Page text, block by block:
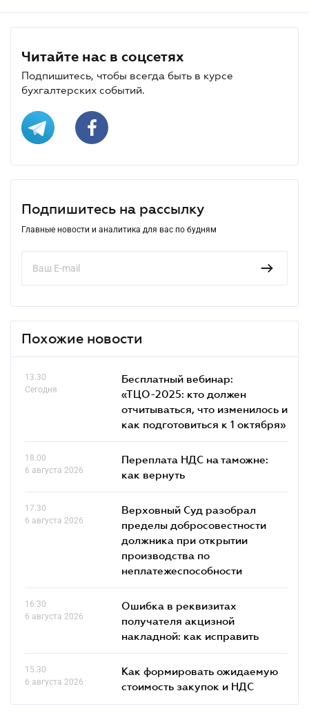
Читайте нас в соцсетях
Подпишитесь, чтобы всегда быть в курсе
бухгалтерских событий.
Подпишитесь на рассылку
Главные новости и аналитика для вас по будням
Похожие новости
13.30
Сегодня
Бесплатный вебинар:
«ТЦО-2025: кто должен
отчитываться, что изменилось и
как подготовиться к 1 октября»
18.00
6 августа 2026
Переплата НДС на таможне:
как вернуть
17.30
6 августа 2026
Верховный Суд разобрал
пределы добросовестности
должника при открытии
производства по
неплатежеспособности
16.30
6 августа 2026
Ошибка в реквизитах
получателя акцизной
накладной: как исправить
15.30
6 августа 2026
Как формировать ожидаемую
стоимость закупок и НДС